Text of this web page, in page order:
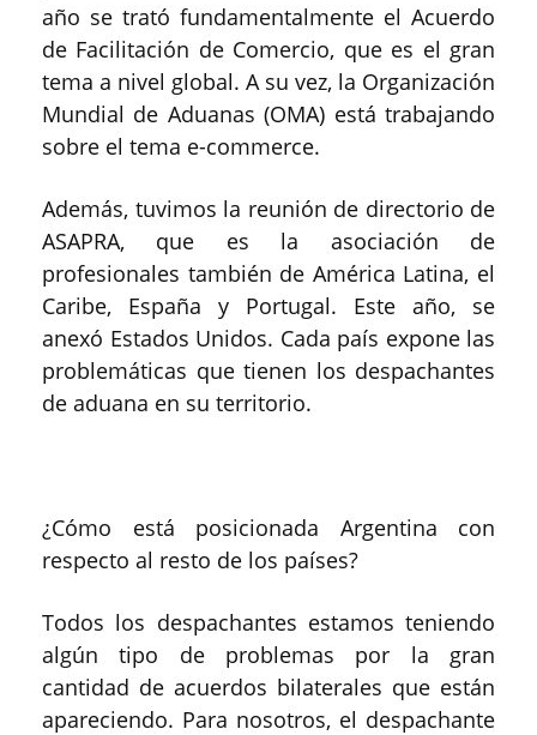
año se trató fundamentalmente el Acuerdo
de Facilitación de Comercio, que es el gran
tema a nivel global. A su vez, la Organización
Mundial de Aduanas (OMA) está trabajando
sobre el tema e-commerce.
Además, tuvimos la reunión de directorio de
ASAPRA, que es la asociación de
profesionales también de América Latina, el
Caribe, España y Portugal. Este año, se
anexó Estados Unidos. Cada país expone las
problemáticas que tienen los despachantes
de aduana en su territorio.
¿Cómo está posicionada Argentina con
respecto al resto de los países?
Todos los despachantes estamos teniendo
algún tipo de problemas por la gran
cantidad de acuerdos bilaterales que están
apareciendo. Para nosotros, el despachante